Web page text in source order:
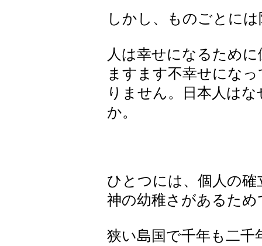
しかし、ものごとに
人は幸せになるため
ますます不幸せにな
りません。日本人は
か。
ひとつには、個人の
神の幼稚さがあるため
狭い島国で千年も二